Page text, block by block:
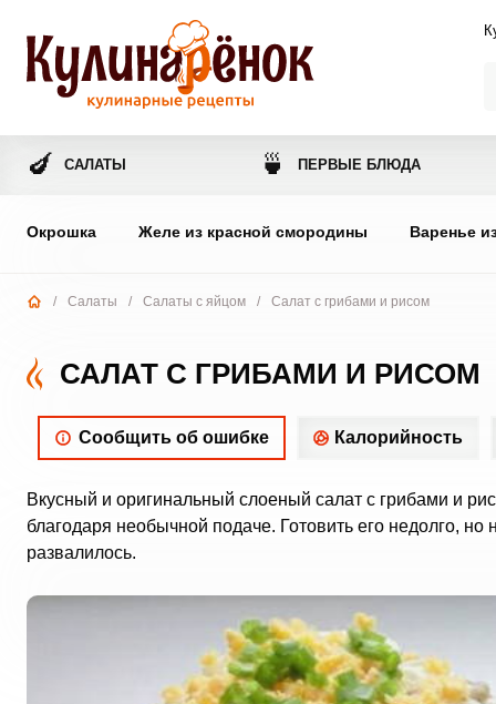
🍆 САЛАТЫ 🍵 ПЕРВЫЕ БЛЮДА
Окрошка Желе из красной смородины Варенье
/ Салаты / Салаты с яйцом / Салат с грибами и рисом
САЛАТ С ГРИБАМИ И РИСОМ
Сообщить об ошибке Калорийность
Вкусный и оригинальный слоеный салат с грибами и
благодаря необычной подаче. Готовить его недолго,
развалилось.